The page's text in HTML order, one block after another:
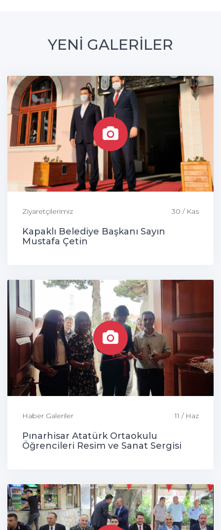
YENİ GALERİLER
Ziyaretçilerimiz 30 / Kas
Kapaklı Belediye Başkanı Sayın
Mustafa Çetin
Haber Galeriler 11 / Haz
Pınarhisar Atatürk Ortaokulu
Öğrencileri Resim ve Sanat Sergisi